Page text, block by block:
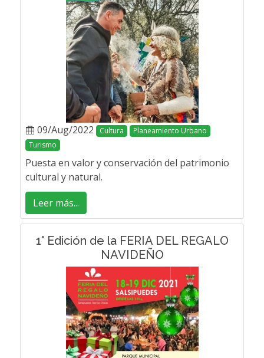
09/Aug/2022 Cultura
Planeamiento Urbano
Turismo
Puesta en valor y conservación del patrimonio
cultural y natural.
Leer más...
1° Edición de la FERIA DEL REGALO
NAVIDEÑO